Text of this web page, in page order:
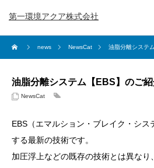
第一環境アクア株式会社
news NewsCat 油脂分離システ
油脂分離システム【EBS】のご
NewsCat
EBS（エマルション・ブレイク・シ
する最新の技術です。
加圧浮上などの既存の技術とは異な